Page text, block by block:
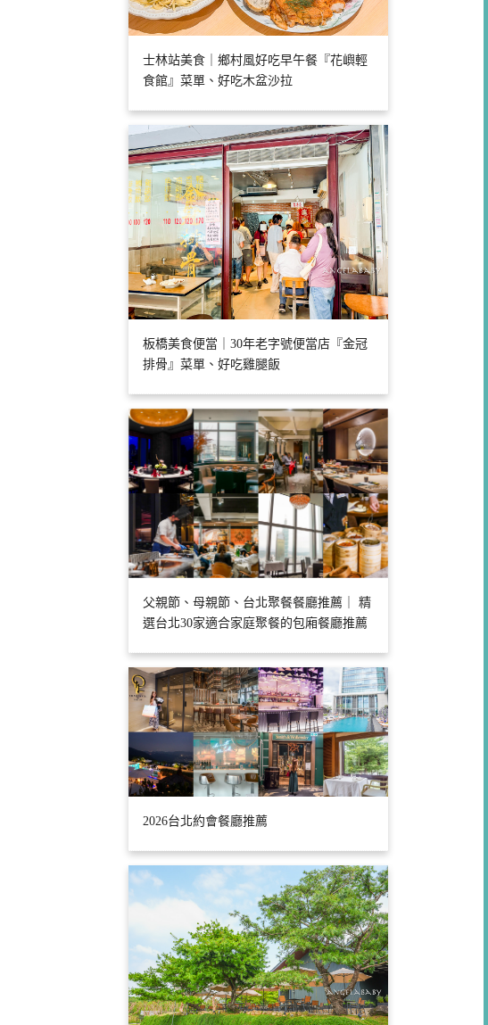
士林站美食｜鄉村風好吃早午餐『花嶼輕
食館』菜單、好吃木盆沙拉
板橋美食便當｜30年老字號便當店『金冠
排骨』菜單、好吃雞腿飯
父親節、母親節、台北聚餐餐廳推薦｜ 精
選台北30家適合家庭聚餐的包廂餐廳推薦
2026台北約會餐廳推薦